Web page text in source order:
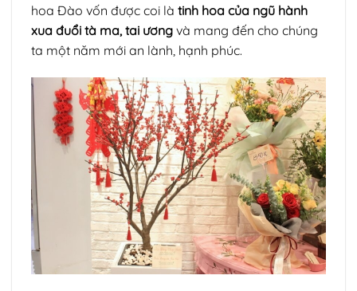
hoa Đào vốn được coi là tinh hoa của ngũ hành
xua đuổi tà ma, tai ương và mang đến cho chúng
ta một năm mới an lành, hạnh phúc.